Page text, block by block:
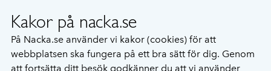
Kakor på nacka.se
På Nacka.se använder vi kakor (cookies) för att
webbplatsen ska fungera på ett bra sätt för dig. Genom
att fortsätta ditt besök godkänner du att vi använder